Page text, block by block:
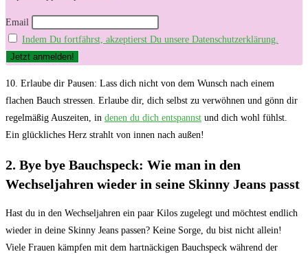
Email
Indem Du fortfährst, akzeptierst Du unsere Datenschutzerklärung.
10. Erlaube dir⁣ Pausen: Lass dich nicht von dem⁢ Wunsch nach einem
flachen‌ Bauch​ stressen.‍ Erlaube dir, dich selbst zu ⁣verwöhnen und​ gönn dir
regelmäßig Auszeiten, in denen du‌ dich entspannst und dich wohl fühlst.⁢
Ein glückliches Herz strahlt von⁤ innen nach außen!
2. Bye bye Bauchspeck: Wie man in den
Wechseljahren wieder in‌ seine Skinny Jeans⁢ passt
Hast du in ⁢den Wechseljahren ein paar Kilos‌ zugelegt und möchtest endlich
wieder in deine Skinny Jeans passen? Keine Sorge, du bist nicht allein!
Viele Frauen ‌kämpfen mit dem hartnäckigen Bauchspeck während der